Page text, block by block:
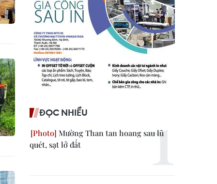
ĐỌC NHIỀU
Mường Than tan hoang sau lũ
quét, sạt lở đất